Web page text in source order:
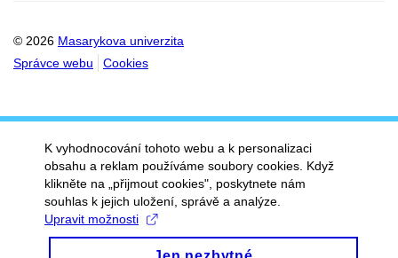
© 2026 Masarykova univerzita
Správce webu
Cookies
K vyhodnocování tohoto webu a k personalizaci
obsahu a reklam používáme soubory cookies. Když
klikněte na „přijmout cookies", poskytnete nám
souhlas k jejich uložení, správě a analýze.
Upravit možnosti